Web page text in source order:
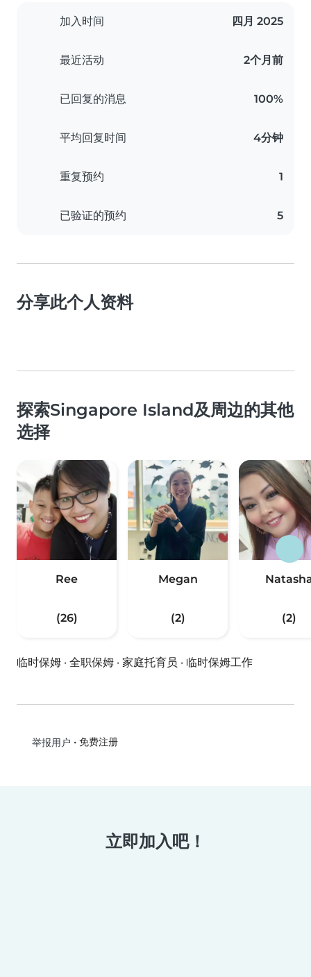
加入时间 四月 2025
最近活动 2个月前
已回复的消息 100%
平均回复时间 4分钟
重复预约 1
已验证的预约 5
分享此个人资料
探索Singapore Island及周边的其他
选择
Ree
(26)
Megan
(2) (2)
临时保姆 · 全职保姆 · 家庭托育员 · 临时保姆工作
举报用户 • 免费注册
立即加入吧！